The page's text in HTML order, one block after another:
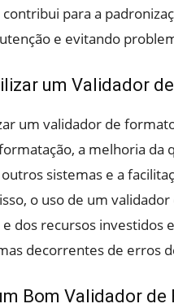
para a
e evitando
um Validador
um validador de
a melhoria da
sistemas e a
o uso de um
dos recursos investidos
decorrentes de erros
Bom Validador de